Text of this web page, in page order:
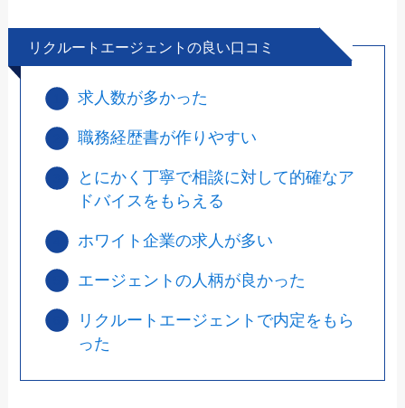
リクルートエージェントの良い口コミ
求人数が多かった
職務経歴書が作りやすい
とにかく丁寧で相談に対して的確なア
ドバイスをもらえる
ホワイト企業の求人が多い
エージェントの人柄が良かった
リクルートエージェントで内定をもら
った